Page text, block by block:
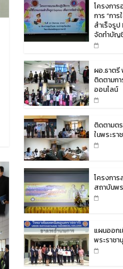
โครงกา
การ “กา
สำเร็จรูป
จัดทำบัญ
ผอ.ธาตรี
ติดตามก
ออนไลน์
ติดตามต
ในพระรา
โครงกา
สถาบันพ
แผนออก
พระราชา